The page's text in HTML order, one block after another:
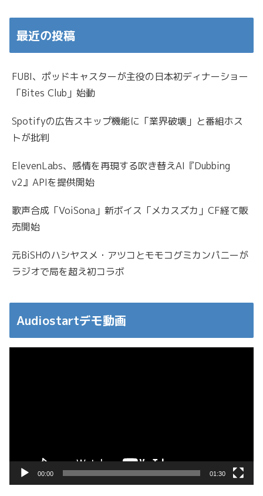
最近の投稿
FUBI、ポッドキャスターが主役の日本初ディナーショー
「Bites Club」始動
Spotifyの広告スキップ機能に「業界破壊」と番組ホス
トが批判
ElevenLabs、感情を再現する吹き替えAI『Dubbing
v2』APIを提供開始
歌声合成「VoiSona」新ボイス「メカスズカ」CF経て販
売開始
元BiSHのハシヤスメ・アツコとモモコグミカンパニーが
ラジオで局を超え初コラボ
Audiostartデモ動画
00:00 01:30